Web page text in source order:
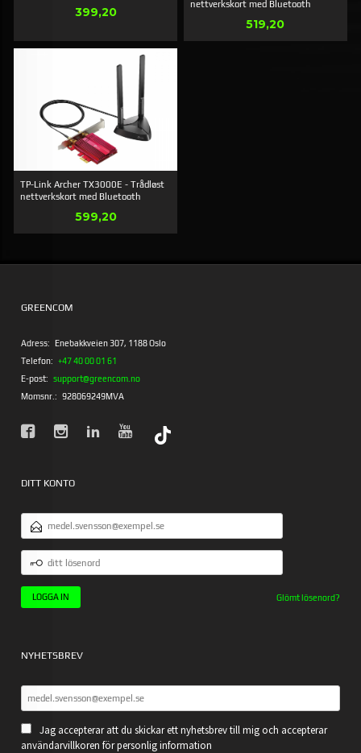
Pris
399,20
nettverkskort med Bluetooth
Pris
519,20
TP-Link Archer TX3000E - Trådløst
nettverkskort med Bluetooth
Pris
599,20
GREENCOM
Adress: Enebakkveien 307, 1188 Oslo
Telefon: +47 40 00 01 61
E-post: support@greencom.no
Momsnr.: 928069249MVA
DITT KONTO
POSTADRESS
DITT
LÖSENORD
Glömt lösenord?
NYHETSBREV
Jag accepterar att du skickar ett nyhetsbrev till mig och accepterar
användarvillkoren för personlig information